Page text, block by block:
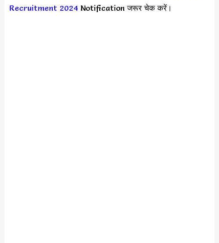
Recruitment 2024 Notification जरूर चेक करें।